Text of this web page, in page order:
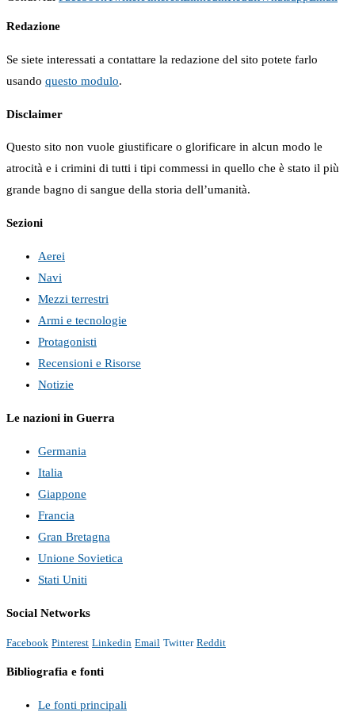
Redazione
Se siete interessati a contattare la redazione del sito potete farlo
usando questo modulo.
Disclaimer
Questo sito non vuole giustificare o glorificare in alcun modo le
atrocità e i crimini di tutti i tipi commessi in quello che è stato il più
grande bagno di sangue della storia dell’umanità.
Sezioni
Aerei
Navi
Mezzi terrestri
Armi e tecnologie
Protagonisti
Recensioni e Risorse
Notizie
Le nazioni in Guerra
Germania
Italia
Giappone
Francia
Gran Bretagna
Unione Sovietica
Stati Uniti
Social Networks
Facebook Pinterest Linkedin Email Twitter Reddit
Bibliografia e fonti
Le fonti principali